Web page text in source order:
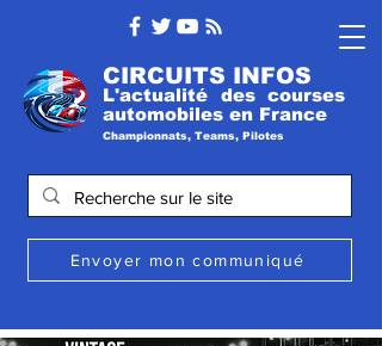
CIRCUITS INFOS
L'actualité des courses
automobiles en France
Championnats, Teams, Pilotes
Envoyer mon communiqué